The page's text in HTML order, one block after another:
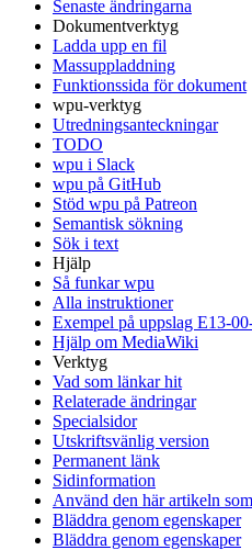
Senaste ändringarna
Dokumentverktyg
Ladda upp en fil
Massuppladdning
Funktionssida för dokument
wpu-verktyg
Utredningsanteckningar
TODO
wpu i Slack
wpu på GitHub
Stöd wpu på Patreon
Semantisk sökning
Sök i text
Hjälp
Så funkar wpu
Alla instruktioner
Exempel på uppslag E13-
Hjälp om MediaWiki
Verktyg
Vad som länkar hit
Relaterade ändringar
Specialsidor
Utskriftsvänlig version
Permanent länk
Sidinformation
Använd den här artikeln
Bläddra genom egenskaper
Bläddra genom egenskaper